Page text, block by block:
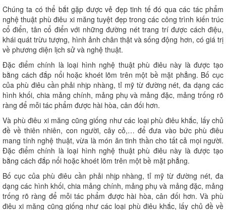
Chúng ta có thể bắt gặp được vẻ đẹp tinh tế đó qua các tác phẩm
nghệ thuật phù điêu xi măng tuyệt đẹp trong các công trình kiến trúc
cổ điển, tân cổ điển với những đường nét trang trí được cách điệu,
khái quát trừu tượng, hình ảnh chân thật và sống động hơn, có giá trị
về phương diện lịch sử và nghệ thuật.
Đặc điểm chính là loại hình nghệ thuật phù điêu này là được tạo
bằng cách đắp nổi hoặc khoét lõm trên một bề mặt phẳng. Bố cục
của phù điêu cần phải nhịp nhàng, tỉ mỹ từ đường nét, đa dạng các
hình khối, chia mảng chính, mảng phụ và mảng đặc, mảng trống rõ
ràng để mỗi tác phẩm được hài hòa, cân đối hơn.
Và phù điêu xi măng cũng giống như các loại phù điêu khắc, lấy chủ
đề về thiên nhiên, con người, cây cỏ,… để đưa vào bức phù điêu
mang tính nghệ thuật, vừa là món ăn tinh thần cho tất cả mọi người.
Đặc điểm chính là loại hình nghệ thuật phù điêu này là được tạo
bằng cách đắp nổi hoặc khoét lõm trên một bề mặt phẳng.
Bố cục của phù điêu cần phải nhịp nhàng, tỉ mỹ từ đường nét, đa
dạng các hình khối, chia mảng chính, mảng phụ và mảng đặc, mảng
trống rõ ràng để mỗi tác phẩm được hài hòa, cân đối hơn. Và phù
điêu xi măng cũng giống như các loại phù điêu khắc, lấy chủ đề về